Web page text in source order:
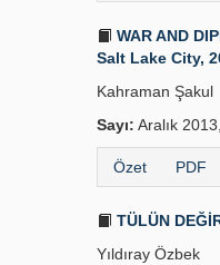
WAR AND
Salt Lake City,
Kahraman Şakul
Sayı: Aralık
Özet PDF
TÜLÜN
Yıldıray Özbek